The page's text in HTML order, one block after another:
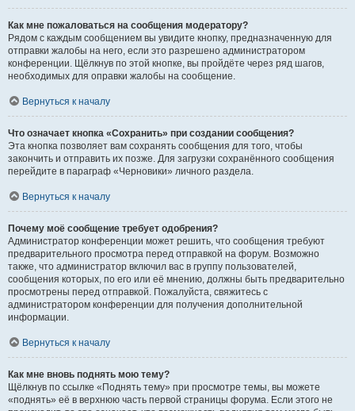
Как мне пожаловаться на сообщения модератору?
Рядом с каждым сообщением вы увидите кнопку, предназначенную для
отправки жалобы на него, если это разрешено администратором
конференции. Щёлкнув по этой кнопке, вы пройдёте через ряд шагов,
необходимых для оправки жалобы на сообщение.
Вернуться к началу
Что означает кнопка «Сохранить» при создании сообщения?
Эта кнопка позволяет вам сохранять сообщения для того, чтобы
закончить и отправить их позже. Для загрузки сохранённого сообщения
перейдите в параграф «Черновики» личного раздела.
Вернуться к началу
Почему моё сообщение требует одобрения?
Администратор конференции может решить, что сообщения требуют
предварительного просмотра перед отправкой на форум. Возможно
также, что администратор включил вас в группу пользователей,
сообщения которых, по его или её мнению, должны быть предварительно
просмотрены перед отправкой. Пожалуйста, свяжитесь с
администратором конференции для получения дополнительной
информации.
Вернуться к началу
Как мне вновь поднять мою тему?
Щёлкнув по ссылке «Поднять тему» при просмотре темы, вы можете
«поднять» её в верхнюю часть первой страницы форума. Если этого не